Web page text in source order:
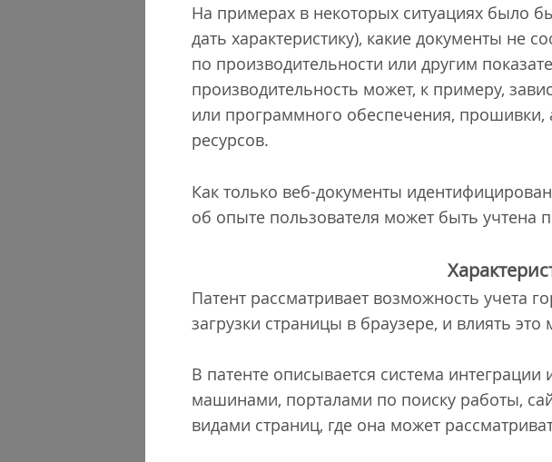
На примерах в некоторых ситуациях было
дать характеристику), какие документы не
по производительности или другим
производительность может, к примеру,
или программного обеспечения, прошивки,
ресурсов.
Как только веб-документы
об опыте пользователя может быть учтена
Патент рассматривает возможность учета
загрузки страницы в браузере, и влиять
В патенте описывается система
машинами, порталами по поиску работы,
видами страниц, где она может